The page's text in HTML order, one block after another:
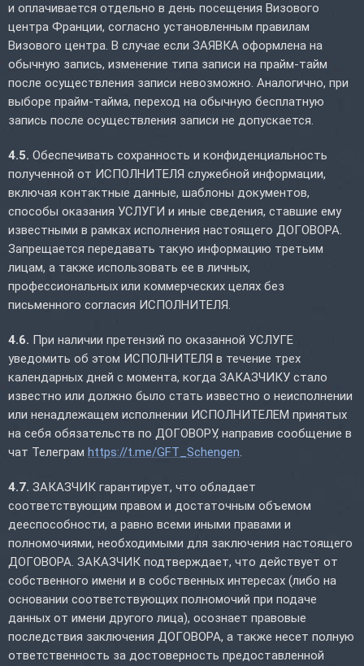
и оплачивается отдельно в день посещения Визового
центра Франции, согласно установленным правилам
Визового центра. В случае если ЗАЯВКА оформлена на
обычную запись, изменение типа записи на прайм-тайм
после осуществления записи невозможно. Аналогично, при
выборе прайм-тайма, переход на обычную бесплатную
запись после осуществления записи не допускается.
4.5. Обеспечивать сохранность и конфиденциальность
полученной от ИСПОЛНИТЕЛЯ служебной информации,
включая контактные данные, шаблоны документов,
способы оказания УСЛУГИ и иные сведения, ставшие ему
известными в рамках исполнения настоящего ДОГОВОРА.
Запрещается передавать такую информацию третьим
лицам, а также использовать ее в личных,
профессиональных или коммерческих целях без
письменного согласия ИСПОЛНИТЕЛЯ.
4.6. При наличии претензий по оказанной УСЛУГЕ
уведомить об этом ИСПОЛНИТЕЛЯ в течение трех
календарных дней с момента, когда ЗАКАЗЧИКУ стало
известно или должно было стать известно о неисполнении
или ненадлежащем исполнении ИСПОЛНИТЕЛЕМ принятых
на себя обязательств по ДОГОВОРУ, направив сообщение в
чат Телеграм https://t.me/GFT_Schengen.
4.7. ЗАКАЗЧИК гарантирует, что обладает
соответствующим правом и достаточным объемом
дееспособности, а равно всеми иными правами и
полномочиями, необходимыми для заключения настоящего
ДОГОВОРА. ЗАКАЗЧИК подтверждает, что действует от
собственного имени и в собственных интересах (либо на
основании соответствующих полномочий при подаче
данных от имени другого лица), осознает правовые
последствия заключения ДОГОВОРА, а также несет полную
ответственность за достоверность предоставленной